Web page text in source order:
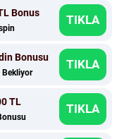
Bonus TIKLA
Bonusu
Bekliyor
TIKLA
TL TIKLA